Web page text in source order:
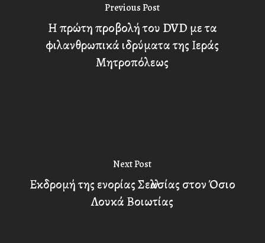
Previous Post
Η πρώτη προβολή του DVD με τα
φιλανθρωπικά ιδρύματα της Ιεράς
Μητροπόλεως
Next Post
Εκδρομή της ενορίας Σελλασίας στον Όσιο
Λουκά Βοιωτίας